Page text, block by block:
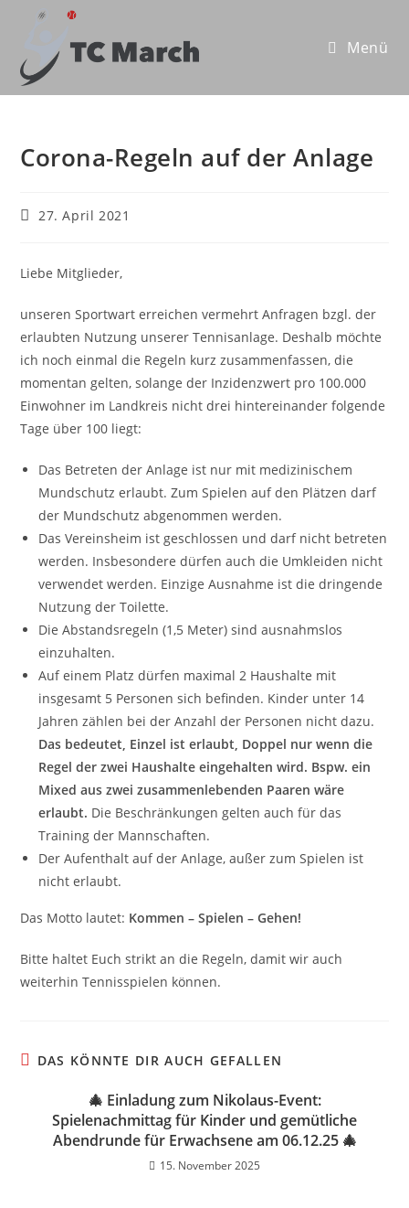
springen
Menü
Corona-Regeln auf der Anlage
Beitrag
27. April 2021
Liebe Mitglieder,
unseren Sportwart erreichen vermehrt Anfragen bzgl. der
erlaubten Nutzung unserer Tennisanlage. Deshalb möchte
ich noch einmal die Regeln kurz zusammenfassen, die
momentan gelten, solange der Inzidenzwert pro 100.000
Einwohner im Landkreis nicht drei hintereinander folgende
Tage über 100 liegt:
Das Betreten der Anlage ist nur mit medizinischem
Mundschutz erlaubt. Zum Spielen auf den Plätzen darf
der Mundschutz abgenommen werden.
Das Vereinsheim ist geschlossen und darf nicht betreten
werden. Insbesondere dürfen auch die Umkleiden nicht
verwendet werden. Einzige Ausnahme ist die dringende
Nutzung der Toilette.
Die Abstandsregeln (1,5 Meter) sind ausnahmslos
einzuhalten.
Auf einem Platz dürfen maximal 2 Haushalte mit
insgesamt 5 Personen sich befinden. Kinder unter 14
Jahren zählen bei der Anzahl der Personen nicht dazu.
Das bedeutet, Einzel ist erlaubt, Doppel nur wenn die
Regel der zwei Haushalte eingehalten wird. Bspw. ein
Mixed aus zwei zusammenlebenden Paaren wäre
erlaubt. Die Beschränkungen gelten auch für das
Training der Mannschaften.
Der Aufenthalt auf der Anlage, außer zum Spielen ist
nicht erlaubt.
Das Motto lautet: Kommen – Spielen – Gehen!
Bitte haltet Euch strikt an die Regeln, damit wir auch
weiterhin Tennisspielen können.
DAS KÖNNTE DIR AUCH GEFALLEN
🎄 Einladung zum Nikolaus-Event:
Spielenachmittag für Kinder und gemütliche
Abendrunde für Erwachsene am 06.12.25 🎄
15. November 2025